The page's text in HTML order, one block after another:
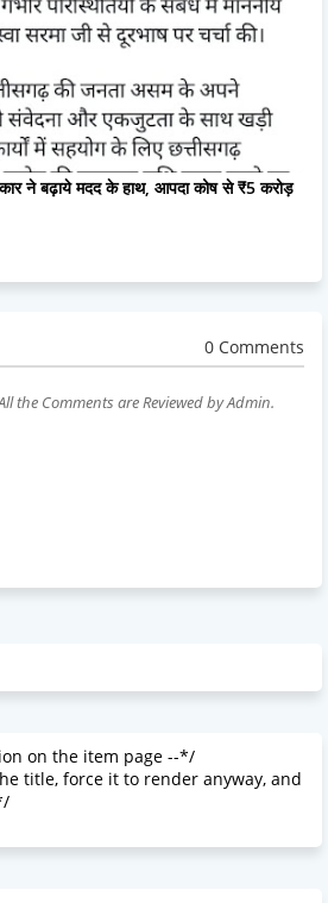
ने बढ़ाये मदद के हाथ, आपदा कोष से ₹5 करोड़
0 Comments
the Comments are Reviewed by Admin.
on the item page --*/
title, force it to render anyway, and